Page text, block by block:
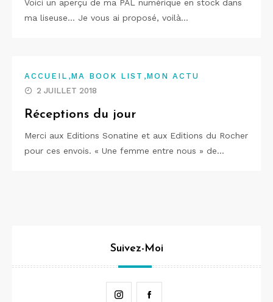
Voici un aperçu de ma PAL numérique en stock dans
ma liseuse… Je vous ai proposé, voilà…
ACCUEIL ,MA BOOK LIST ,MON ACTU
2 JUILLET 2018
Réceptions du jour
Merci aux Editions Sonatine et aux Editions du Rocher
pour ces envois. « Une femme entre nous » de…
Suivez-Moi
Instagram